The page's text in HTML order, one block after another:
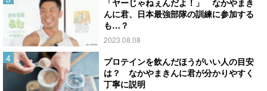
「ヤーじゃねぇんだよ！」 なかやまき
んに君、日本最強部隊の訓練に参加する
も…？
2023.08.08
プロテインを飲んだほうがいい人の目安
は？ なかやまきんに君が分かりやすく
丁寧に説明